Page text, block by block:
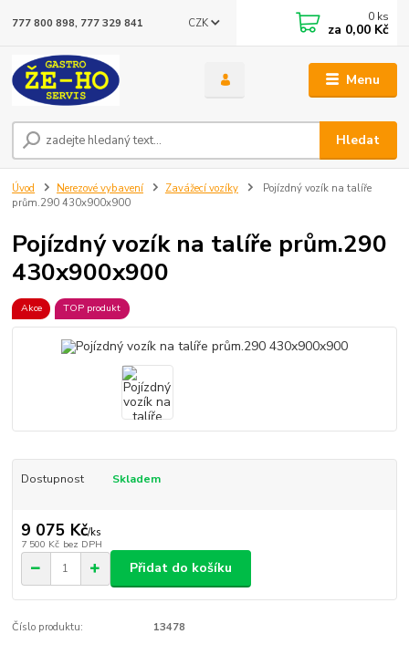
Menu
CZK
Hledat
777 800 898, 777 329 841 0 ks
za 0,00 Kč
Úvod Nerezové vybavení Zavážecí vozíky
Pojízdný vozík na talíře
prům.290 430x900x900
Pojízdný vozík na talíře prům.290
430x900x900
Akce TOP produkt
Dostupnost Skladem
9 075 Kč/ks
7 500 Kč bez DPH
Přidat do košíku
Číslo produktu: 13478